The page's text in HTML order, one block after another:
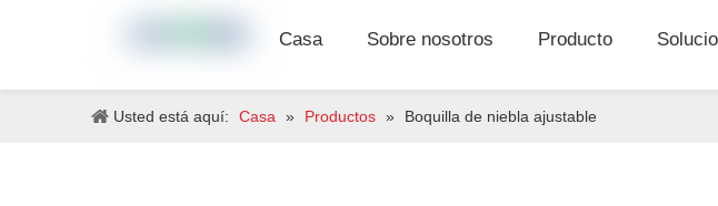
Casa Sobre nosotros Producto
Usted está aquí: Casa » Productos » Boquilla de niebla ajustable